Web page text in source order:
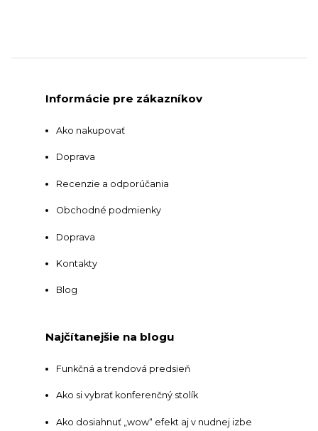
Informácie pre zákazníkov
Ako nakupovať
Doprava
Recenzie a odporúčania
Obchodné podmienky
Doprava
Kontakty
Blog
Najčítanejšie na blogu
Funkčná a trendová predsieň
Ako si vybrať konferenčný stolík
Ako dosiahnuť „wow“ efekt aj v nudnej izbe